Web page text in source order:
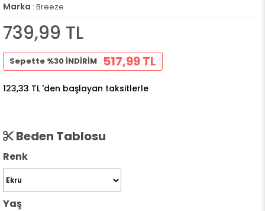
Marka : Breeze
739,99 TL
Sepette %30 İNDİRİM 517,99 TL
123,33 TL 'den başlayan taksitlerle
Beden Tablosu
Renk
Yaş